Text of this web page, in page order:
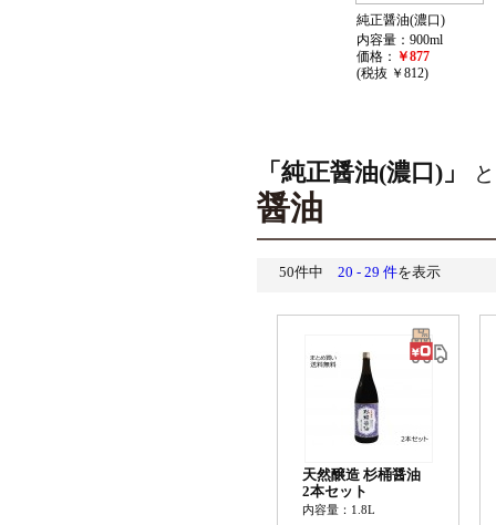
純正醤油(濃口)
内容量：900ml
価格： ￥877
(税抜 ￥812)
「純正醤油(濃口)」
醤油
50件中 20 - 29 件を表示
天然醸造 杉桶醤油
2本セット
内容量：1.8L